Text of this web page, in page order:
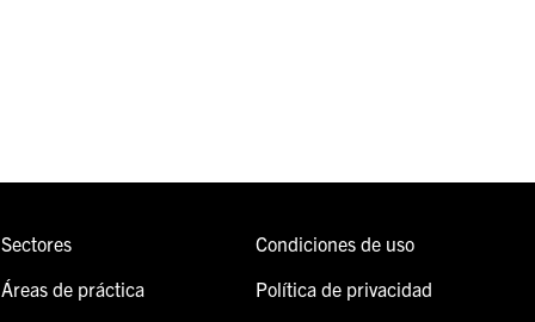
Sectores
Áreas de práctica
Condiciones de uso
Política de privacidad